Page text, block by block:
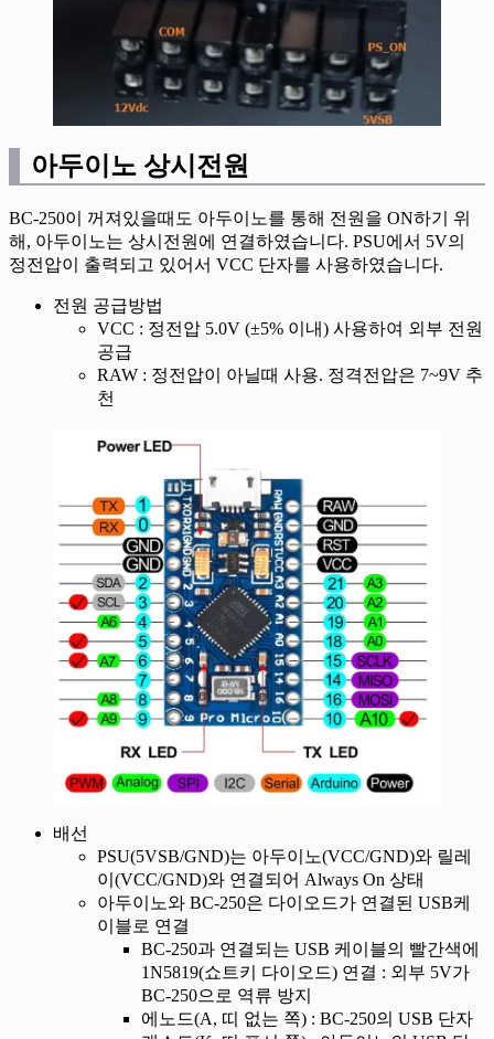
아두이노 상시전원
BC-250이 꺼져있을때도 아두이노를 통해 전원을 ON하기 위
해, 아두이노는 상시전원에 연결하였습니다. PSU에서 5V의
정전압이 출력되고 있어서 VCC 단자를 사용하였습니다.
전원 공급방법
VCC : 정전압 5.0V (±5% 이내) 사용하여 외부 전원
공급
RAW : 정전압이 아닐때 사용. 정격전압은 7~9V 추
천
배선
PSU(5VSB/GND)는 아두이노(VCC/GND)와 릴레
이(VCC/GND)와 연결되어 Always On 상태
아두이노와 BC-250은 다이오드가 연결된 USB케
이블로 연결
BC-250과 연결되는 USB 케이블의 빨간색에
1N5819(쇼트키 다이오드) 연결 : 외부 5V가
BC-250으로 역류 방지
에노드(A, 띠 없는 쪽) : BC-250의 USB 단자